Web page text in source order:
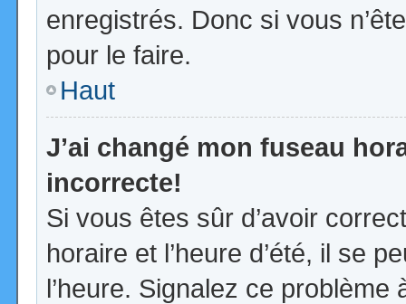
enregistrés. Donc si vous
pour le faire.
Haut
J’ai changé mon fuseau
incorrecte!
Si vous êtes sûr d’avoir
horaire et l’heure d’été, il se
l’heure. Signalez ce problème